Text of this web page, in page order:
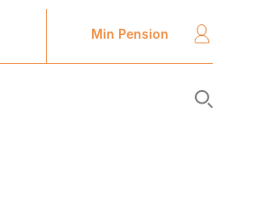
Min Pension